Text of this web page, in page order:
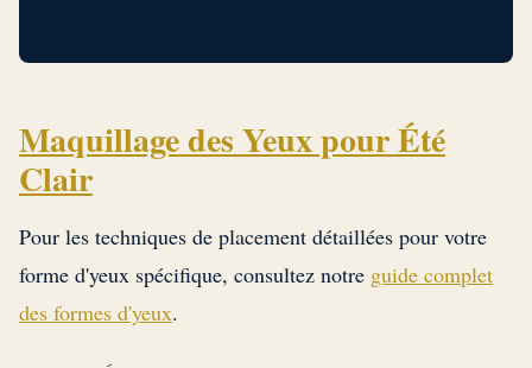
Maquillage des Yeux pour Été
Clair
Pour les techniques de placement détaillées pour votre
forme d'yeux spécifique, consultez notre guide complet
des formes d'yeux.